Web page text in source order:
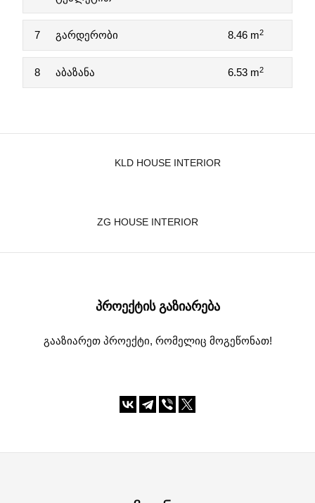
7 გარდერობი 8.46 m2
8 აბაზანა 6.53 m2
KLD HOUSE INTERIOR
ZG HOUSE INTERIOR
ᲞᲠᲝᲔᲥᲢᲘᲡ ᲒᲐᲖᲘᲐᲠᲔᲑᲐ
გააზიარეთ პროექტი, რომელიც მოგეწონათ!